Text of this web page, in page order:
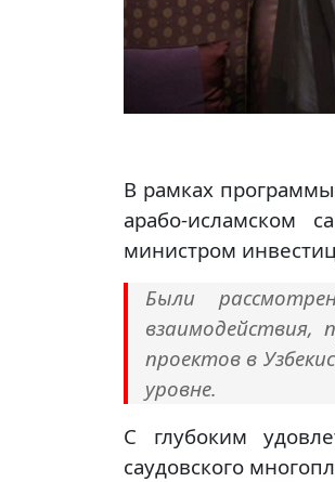
В рамках
арабо-исламском
министром
Были
взаимодействия,
проектов в
уровне.
С глубоким
саудовского